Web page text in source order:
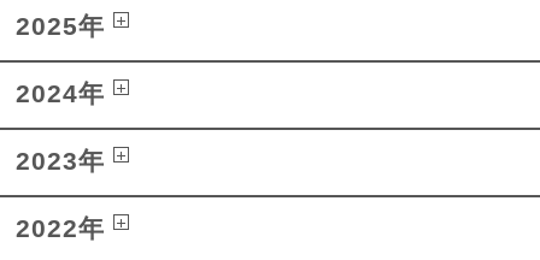
2025年
2024年
2023年
2022年